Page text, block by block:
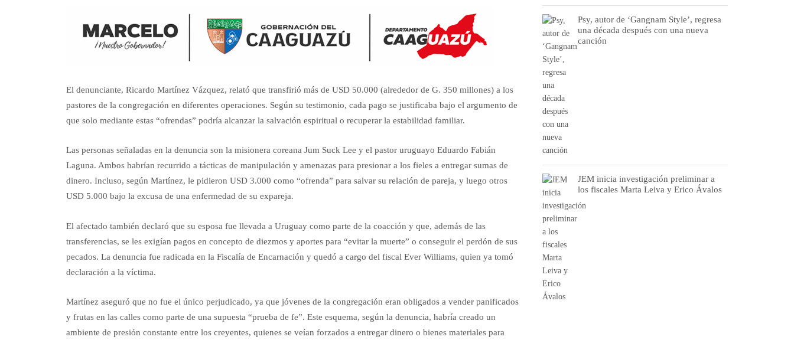
El denunciante, Ricardo Martínez Vázquez, relató que transfirió más de USD 50.000 (alrededor de G. 350 millones) a los
pastores de la congregación en diferentes operaciones. Según su testimonio, cada pago se justificaba bajo el argumento de
que solo mediante estas “ofrendas” podría alcanzar la salvación espiritual o recuperar la estabilidad familiar.
Las personas señaladas en la denuncia son la misionera coreana Jum Suck Lee y el pastor uruguayo Eduardo Fabián
Laguna. Ambos habrían recurrido a tácticas de manipulación y amenazas para presionar a los fieles a entregar sumas de
dinero. Incluso, según Martínez, le pidieron USD 3.000 como “ofrenda” para salvar su relación de pareja, y luego otros
USD 5.000 bajo la excusa de una enfermedad de su expareja.
El afectado también declaró que su esposa fue llevada a Uruguay como parte de la coacción y que, además de las
transferencias, se les exigían pagos en concepto de diezmos y aportes para “evitar la muerte” o conseguir el perdón de sus
pecados. La denuncia fue radicada en la Fiscalía de Encarnación y quedó a cargo del fiscal Ever Williams, quien ya tomó
declaración a la víctima.
Martínez aseguró que no fue el único perjudicado, ya que jóvenes de la congregación eran obligados a vender panificados
y frutas en las calles como parte de una supuesta “prueba de fe”. Este esquema, según la denuncia, habría creado un
ambiente de presión constante entre los creyentes, quienes se veían forzados a entregar dinero o bienes materiales para
Psy, autor de ‘Gangnam Style’, regresa
una década después con una nueva
canción
JEM inicia investigación preliminar a
los fiscales Marta Leiva y Erico Ávalos